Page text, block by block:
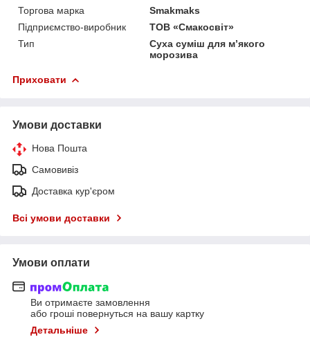
Торгова марка
Smakmaks
Підприємство-виробник
ТОВ «Смакосвіт»
Тип
Суха суміш для м’якого
морозива
Приховати
Умови доставки
Нова Пошта
Самовивіз
Доставка кур'єром
Всі умови доставки
Умови оплати
Ви отримаєте замовлення
або гроші повернуться на вашу картку
Детальніше